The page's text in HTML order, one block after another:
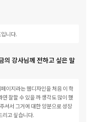
니다.
의 강사님께 전하고 싶은 말
이지라는 웹디자인을 처음 이 학
잘할 수 있을 까 생각도 많이 했
셔서 그거에 대한 양분으로 성장
리고 싶습니다.